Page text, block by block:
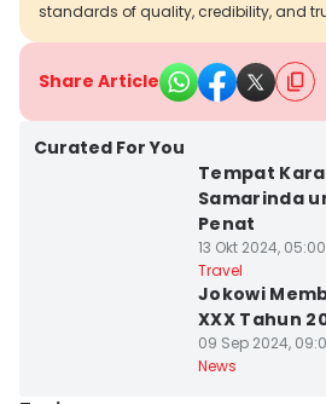
standards of quality, credibility, and
Share Article
Curated For You
Tempat
Samarinda
Penat
13 Okt 2024,
Travel
Jokowi
XXX Tahun
09 Sep 2024,
News